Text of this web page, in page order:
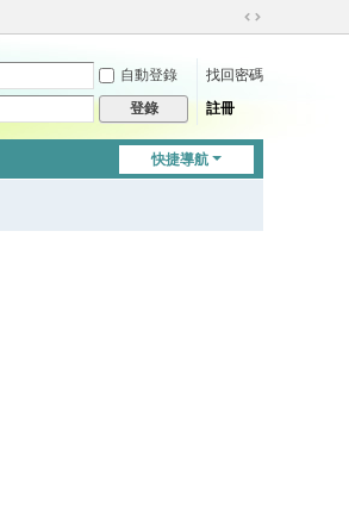
切
到
自動登錄
找回密碼
登錄 註冊
快捷導航